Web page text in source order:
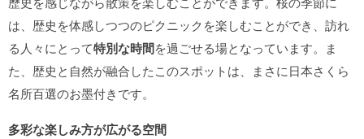
は、歴史を体感しつつのピクニックを楽しむことができ、訪れ
る人々にとって特別な時間を過ごせる場となっています。ま
た、歴史と自然が融合したこのスポットは、まさに日本さくら
名所百選のお墨付きです。
多彩な楽しみ方が広がる空間